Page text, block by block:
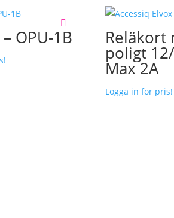
OPU-1B Reläkort
poligt
Max 2A
Logga in för pris!